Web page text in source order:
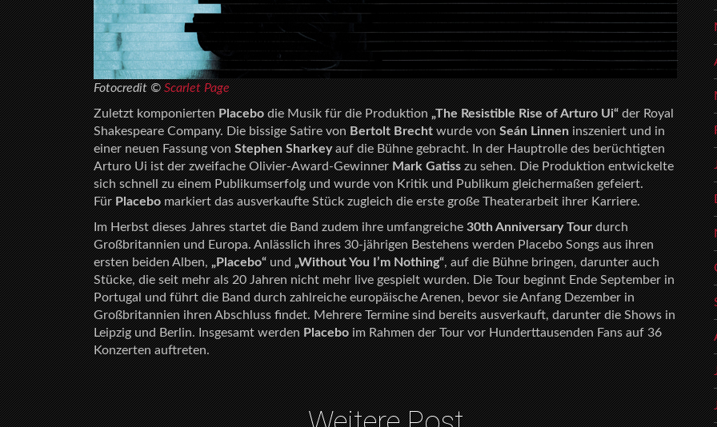
Fotocredit © Scarlet Page
Zuletzt komponiertenPlacebodie Musik für die Produktion„The Resistible Rise of Arturo Ui“der Royal
Shakespeare Company. Die bissige Satire vonBertolt Brechtwurde vonSeán Linneninszeniert und in
einer neuen Fassung vonStephen Sharkeyauf die Bühne gebracht. In der Hauptrolle des berüchtigten
Arturo Ui ist der zweifache Olivier-Award-GewinnerMark Gatisszu sehen. Die Produktion entwickelte
sich schnell zu einem Publikumserfolg und wurde von Kritik und Publikum gleichermaßen gefeiert.
FürPlacebomarkiert das ausverkaufte Stück zugleich die erste große Theaterarbeit ihrer Karriere.
Im Herbst dieses Jahres startet die Band zudem ihre umfangreiche30th Anniversary Tourdurch
Großbritannien und Europa. Anlässlich ihres 30-jährigen Bestehens werden Placebo Songs aus ihren
ersten beiden Alben,„Placebo“und„Without You I’m Nothing“, auf die Bühne bringen, darunter auch
Stücke, die seit mehr als 20 Jahren nicht mehr live gespielt wurden. Die Tour beginnt Ende September in
Portugal und führt die Band durch zahlreiche europäische Arenen, bevor sie Anfang Dezember in
Großbritannien ihren Abschluss findet. Mehrere Termine sind bereits ausverkauft, darunter die Shows in
Leipzig und Berlin. Insgesamt werdenPlaceboim Rahmen der Tour vor Hunderttausenden Fans auf 36
Konzerten auftreten.